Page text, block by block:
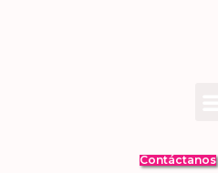
Contáctanos